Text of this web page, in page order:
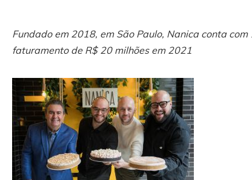
Fundado em 2018, em São Paulo, Nanica conta
faturamento de R$ 20 milhões em 2021